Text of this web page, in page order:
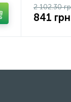
2 102.30
841 грн